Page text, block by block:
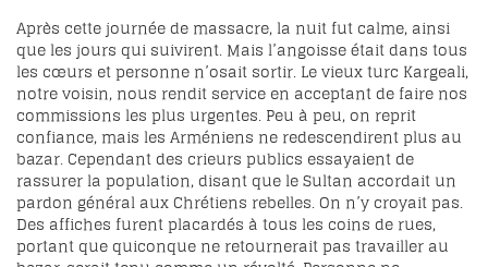
Après cette journée de massacre, la nuit fut calme, ainsi
que les jours qui suivirent. Mais l’angoisse était dans tous
les cœurs et personne n’osait sortir. Le vieux turc Kargeali,
notre voisin, nous rendit service en acceptant de faire nos
commissions les plus urgentes. Peu à peu, on reprit
confiance, mais les Arméniens ne redescendirent plus au
bazar. Cependant des crieurs publics essayaient de
rassurer la population, disant que le Sultan accordait un
pardon général aux Chrétiens rebelles. On n’y croyait pas.
Des affiches furent placardés à tous les coins de rues,
portant que quiconque ne retournerait pas travailler au